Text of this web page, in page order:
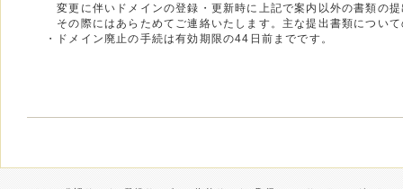
変更に伴いドメインの登録・更新時に上記で案内以外の書類の
その際にはあらためてご連絡いたします。主な提出書類につい
・ドメイン廃止の手続は有効期限の44日前までです。